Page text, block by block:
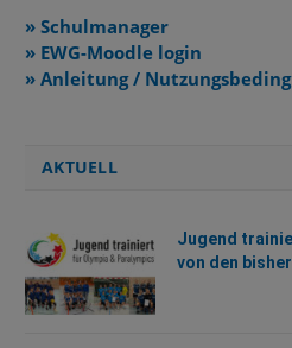
» Schulmanager
» EWG-Moodle login
» Anleitung /
AKTUELL
Jugend
von den